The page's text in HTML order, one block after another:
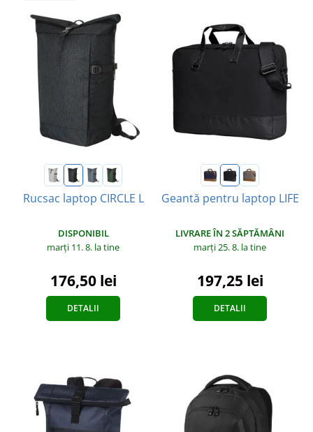
Rucsac laptop CIRCLE L
DISPONIBIL
marți 11. 8. la tine
176,50 lei
DETALII
Geantă pentru laptop LIFE
LIVRARE ÎN 2 SĂPTĂMÂNI
marți 25. 8. la tine
197,25 lei
DETALII